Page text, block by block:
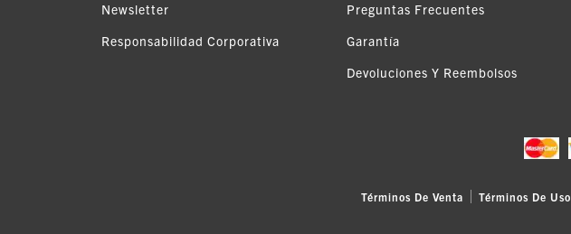
Newsletter
Responsabilidad Corporativa
Preguntas Frecuentes
Garantía
Devoluciones Y Reembolsos
Términos De Venta Términos De Uso